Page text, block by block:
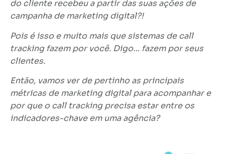
do cliente recebeu a partir das suas ações de
campanha de marketing digital?!
Pois é isso e muito mais que sistemas de call
tracking fazem por você. Digo… fazem por seus
clientes.
Então, vamos ver de pertinho as principais
métricas de marketing digital para acompanhar e
por que o call tracking precisa estar entre os
indicadores-chave em uma agência?